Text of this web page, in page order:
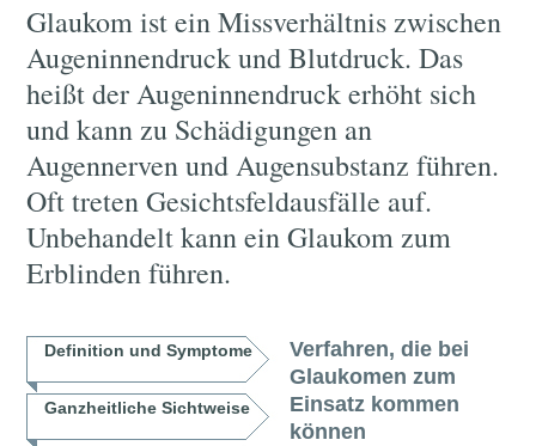
Glaukom ist ein Missverhältnis zwischen
Augeninnendruck und Blutdruck. Das
heißt der Augeninnendruck erhöht sich
und kann zu Schädigungen an
Augennerven und Augensubstanz führen.
Oft treten Gesichtsfeldausfälle auf.
Unbehandelt kann ein Glaukom zum
Erblinden führen.
Definition und Symptome
Ganzheitliche Sichtweise
Verfahren, die bei
Glaukomen zum
Einsatz kommen
können